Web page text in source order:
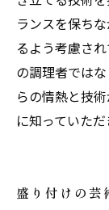
ランスを保ち
るよう考慮さ
の調理者では
らの情熱と技
に知っていただ
盛り付けの芸